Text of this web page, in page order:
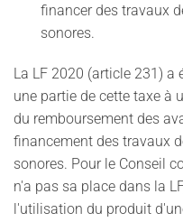
financer des travaux
sonores.
La LF 2020 (article 231) a
une partie de cette taxe à
du remboursement des
financement des travaux
sonores. Pour le Conseil
n'a pas sa place dans la
l'utilisation du produit